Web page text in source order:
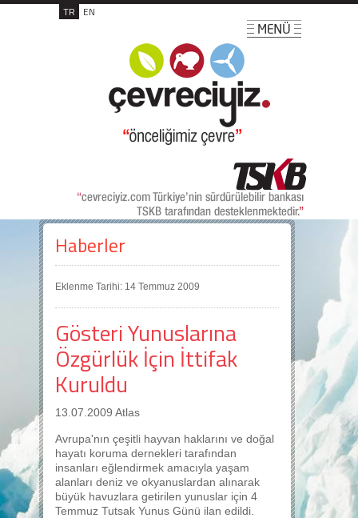
TR EN
Haberler
Eklenme Tarihi: 14 Temmuz 2009
Gösteri Yunuslarına
Özgürlük İçin İttifak
Kuruldu
13.07.2009 Atlas
Avrupa'nın çeşitli hayvan haklarını ve doğal
hayatı koruma dernekleri tarafından
insanları eğlendirmek amacıyla yaşam
alanları deniz ve okyanuslardan alınarak
büyük havuzlara getirilen yunuslar için 4
Temmuz Tutsak Yunus Günü ilan edildi.